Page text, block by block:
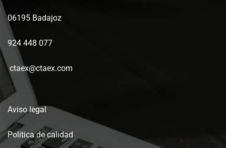
06195 Badajoz
924 448 077
ctaex@ctaex.com
Aviso legal
Política de calidad